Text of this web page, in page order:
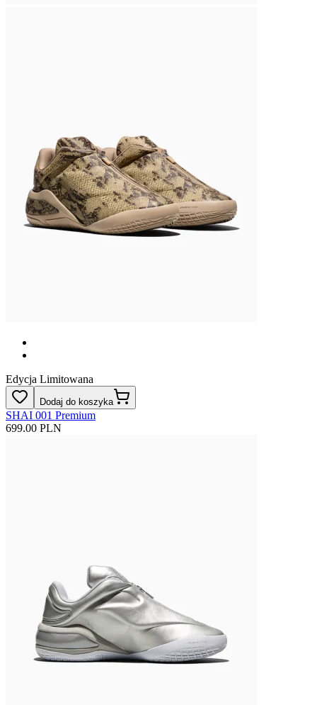
Edycja Limitowana
Dodaj do koszyka
SHAI 001 Premium
699.00 PLN